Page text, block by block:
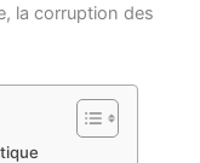
la corruption des